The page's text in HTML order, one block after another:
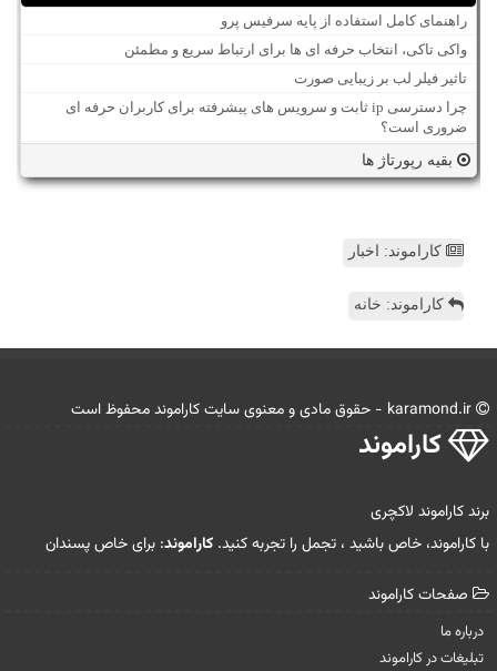
راهنمای کامل استفاده از پایه سرفیس پرو
واکی تاکی، انتخاب حرفه ای ها برای ارتباط سریع و مطمئن
تاثیر فیلر لب بر زیبایی صورت
چرا دسترسی ip ثابت و سرویس های پیشرفته برای کاربران حرفه ای
ضروری است؟
بقیه رپورتاژ ها
کاراموند: اخبار
کاراموند: خانه
كاراموند
برند کاراموند لاکچری
با کاراموند، خاص باشید ، تجمل را تجربه کنید. کاراموند: برای خاص پسندان
صفحات كاراموند
درباره ما
تبلیغات در كاراموند